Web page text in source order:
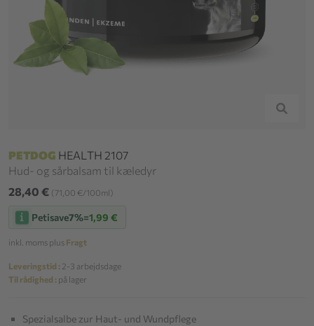
PETDOG HEALTH 2107
Hud- og sårbalsam til kæledyr
28,40 € (71,00 €/100ml)
Petisave7%=1,99 €
inkl. moms plus Fragt
Leveringstid : 2-3 arbejdsdage
Til rådighed : på lager
Spezialsalbe zur Haut- und Wundpflege